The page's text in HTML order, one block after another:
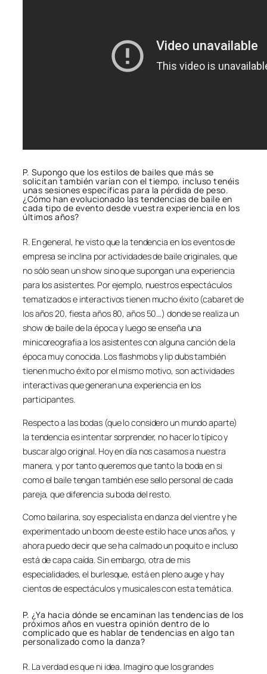
P. Supongo que los estilos de bailes que más se
solicitan también varían con el tiempo, incluso tenéis
unas sesiones específicas para la pérdida de peso.
¿Cómo han evolucionado las tendencias de baile en
cada tipo de evento desde vuestra experiencia en los
últimos años?
R. En general, he visto que la tendencia en los eventos de
empresa se inclina por actividades de baile originales, que
no sólo sean un show sino que supongan una experiencia
para los asistentes. Por ejemplo, nuestros espectáculos
tematizados e interactivos tienen mucho éxito (cabaret de
los años 20, fiesta años 80, años 50…) donde se realiza un
show de baile de la época y luego se enseña una
minicoreografia a los asistentes con alguna canción de la
época muy conocida. Los flashmobs y lip dubs también
tienen mucho éxito por el mismo motivo, son actividades
interactivas que generan una experiencia en los
participantes.
Respecto a las bodas (que lo considero un mundo aparte)
la tendencia es intentar sorprender, no hacer lo típico y
buscar algo original. Hoy en día nos casamos a nuestra
manera, y por tanto queremos que tanto la boda en si
como el baile tengan también ese sello personal de cada
pareja, que diferencia su boda del resto.
Como bailarina, soy especialista en danza del vientre y he
experimentado un boom de este estilo hace unos años, y
ahora puedo decir que se ha calmado un poquito e incluso
está de capa caída. Sin embargo, otra de mis
especialidades, el burlesque, está en pleno auge y hay
cientos de espectáculos y musicales con esta temática.
P. ¿Ya hacia dónde se encaminan las tendencias de los
próximos años en vuestra opinión dentro de lo
complicado que es hablar de tendencias en algo tan
personalizado como la danza?
R. La verdad es que ni idea. Imagino que los grandes